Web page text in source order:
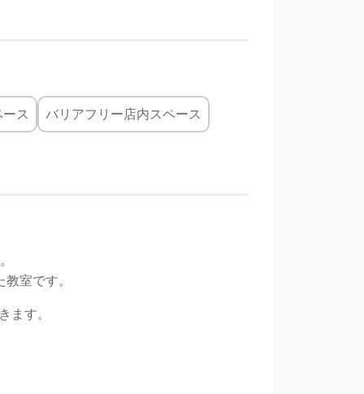
ス バリアフリー店内スペース
室です。
ます。